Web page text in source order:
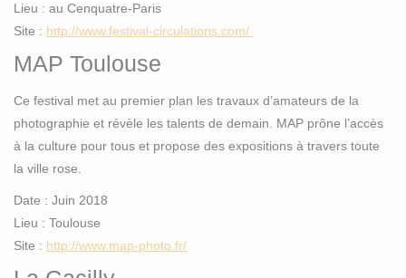
Lieu : au Cenquatre-Paris
Site : http://www.festival-circulations.com/
MAP Toulouse
Ce festival met au premier plan les travaux d’amateurs de la
photographie et révèle les talents de demain. MAP prône l’accès
à la culture pour tous et propose des expositions à travers toute
la ville rose.
Date : Juin 2018
Lieu : Toulouse
Site : http://www.map-photo.fr/